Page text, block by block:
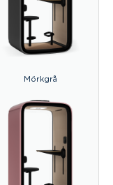
Mörkgrå